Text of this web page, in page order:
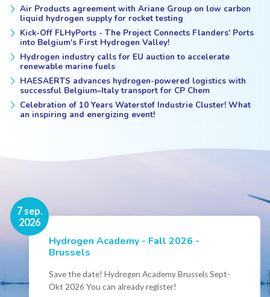
Air Products agreement with Ariane Group on low carbon
liquid hydrogen supply for rocket testing
Kick-Off FLHyPorts - The Project Connects Flanders' Ports
into Belgium's First Hydrogen Valley!
Hydrogen industry calls for EU auction to accelerate
renewable marine fuels
HAESAERTS advances hydrogen-powered logistics with
successful Belgium–Italy transport for CP Chem
Celebration of 10 Years Waterstof Industrie Cluster! What
an inspiring and energizing event!
7 sep.
2026
Hydrogen Academy - Fall 2026 -
Brussels
Save the date! Hydrogen Academy Brussels Sept-
Okt 2026 You can already register!
16 nov.
2026
Events
Conference Belgian Hydrogen Expertise
- Powering International Collaboration
Join us for the annual Conference of the Belgian